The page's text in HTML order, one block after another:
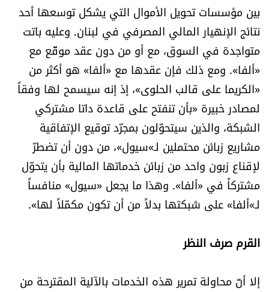
فيديو
من نحن
للتواصل معنا
شروط الاستخدام
شروط الإشتراك
Digital solutions by
بين مؤسسات تحويل الأموال التي يشكل توسعها أحد
نتائج الإنهيار المالي المصرفي في لبنان. وعليه باتت
متواجدة في السوق، مع أو من دون عقد موقّع مع
«ألفا». ومع ذلك فإن عقدها مع «ألفا» هو أكثر من
«الكريما على قالب الحلوى»، إذ إنه سيسمح لها وفقاً
لمصادر خبيرة «بأن تنفتح على قاعدة داتا مشتركي
الشبكة، والذين سيتحوّلون بمجرّد توقيع الإتفاقية
مشاريع زبائن محتملين لـ»سيول»، من دون أن تضطرّ
لإقناع زبون واحد من زبائن خدماتها المالية بأن يتحوّل
مشتركاً في «ألفا». وهذا ما يجعل «سيول» منافساً
لـ»ألفا» على شبكتها بدلاً من أن تكون مكمّلاً لها».
القرم صرف النظر
إلا أنّ محاولة تمرير هذه الخدمات بالآلية المقترحة من